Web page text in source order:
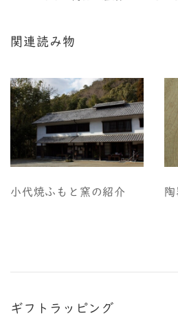
関連読み物
小代焼ふもと窯の紹介
ギフトラッピング